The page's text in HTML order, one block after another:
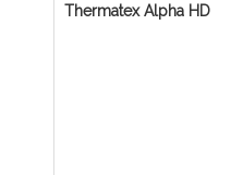
Thermatex Alpha HD